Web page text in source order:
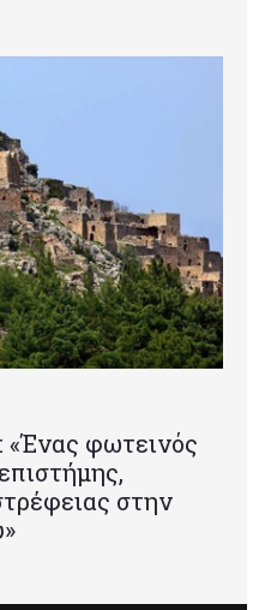
φωτεινός
στην